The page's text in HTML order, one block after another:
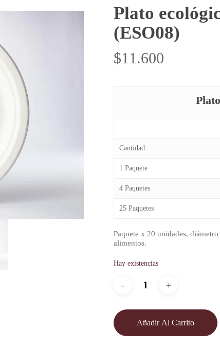
Plato
(ESO08)
$11.600
Cantidad
1 Paquete
4 Paquetes
25 Paquetes
Paquete x 20 unidades,
alimentos.
Hay existencias
Añadir Al Carrito